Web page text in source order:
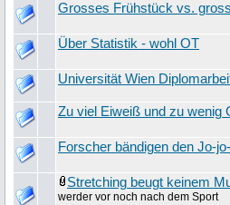
Grosses Frühstück vs.
Über Statistik - wohl OT
Universität Wien
Zu viel Eiweiß und zu wenig
Forscher bändigen den Jo-
Stretching beugt keinem
werder vor noch nach dem Sport